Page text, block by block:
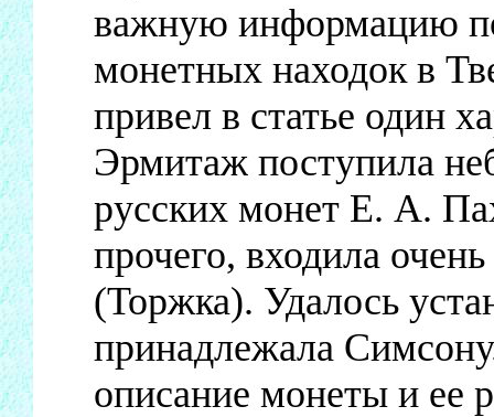
важную информацию
монетных находок в
привел в статье один
Эрмитаж поступила
русских монет Е. А.
прочего, входила
(Торжка). Удалось
принадлежала
описание монеты и ее